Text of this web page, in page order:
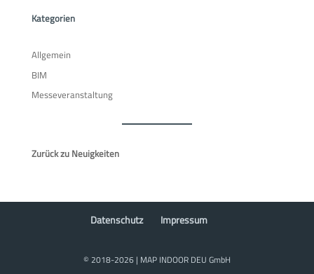
Kategorien
Allgemein
BIM
Messeveranstaltung
Zurück zu Neuigkeiten
Datenschutz Impressum
© 2018-2026 | MAP INDOOR DEU GmbH